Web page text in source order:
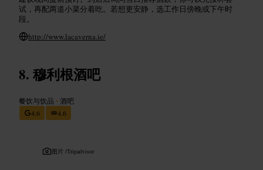
试，再配两道小菜分着吃。若想更安静，选工作日傍晚或下午时
段。
http://www.lacaverna.ie/
穆利根酒吧
餐饮与饮品 •酒吧
4.6
4.6
图片 /Tripadvisor